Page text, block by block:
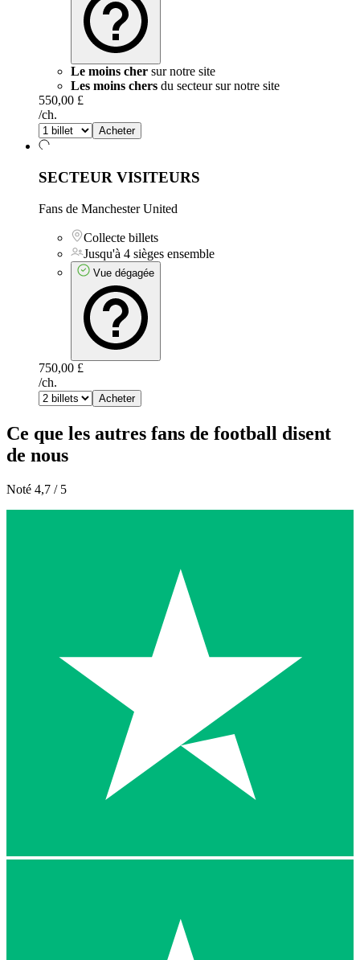
Le moins cher sur notre site
Les moins chers du secteur sur notre site
550,00 £
/ch.
Acheter
SECTEUR VISITEURS
Fans de Manchester United
Collecte billets
Jusqu'à 4 sièges ensemble
Vue dégagée
750,00 £
/ch.
Acheter
Ce que les autres fans de football disent
de nous
Noté 4,7 / 5